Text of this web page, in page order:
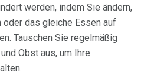
werden, indem Sie ändern,
das gleiche Essen auf
Tauschen Sie regelmäßig
Obst aus, um Ihre